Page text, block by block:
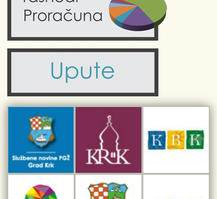
Obrazovanje
Komunalne usluge
Civilni sektor (arhiva udruga)
Sport i rekreacija
Kalendar događanja
Turistička zajednica otoka Krka
Kulturno-turistička ruta Putovima Frankopana
Dar iz Krka
Interpretacijski centar pomorske baštine